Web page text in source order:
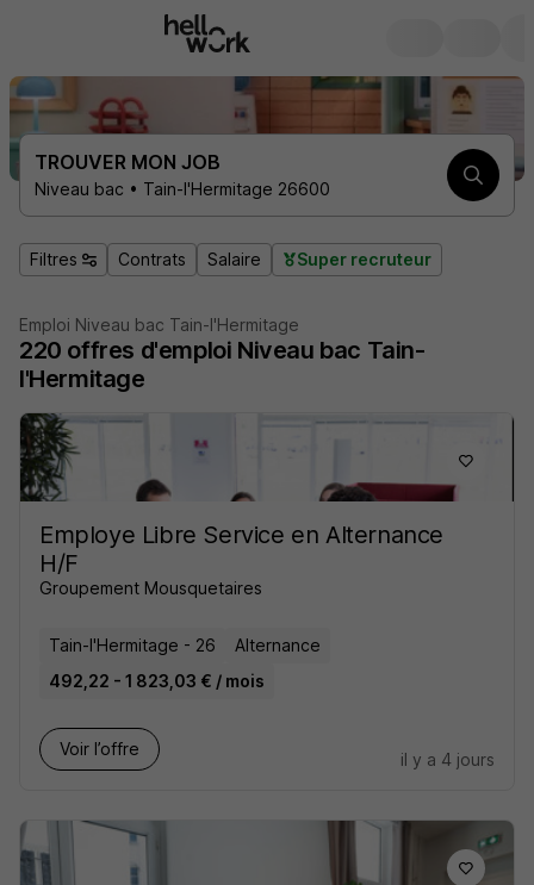
TROUVER MON JOB
Niveau bac • Tain-l'Hermitage 26600
Filtres Contrats Salaire Super recruteur
Emploi Niveau bac Tain-l'Hermitage
220 offres d'emploi Niveau bac Tain-
l'Hermitage
Employe Libre Service en Alternance
H/F
Groupement Mousquetaires
Tain-l'Hermitage - 26
Alternance
492,22 - 1 823,03 € / mois
Voir l’offre
il y a 4 jours